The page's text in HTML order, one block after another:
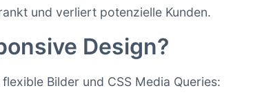
und verliert potenzielle Kunden.
Design?
Bilder und CSS Media Queries: